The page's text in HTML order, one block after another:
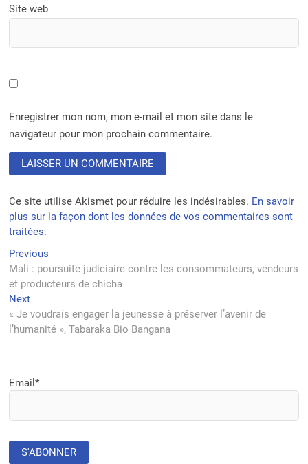
Site web
Enregistrer mon nom, mon e-mail et mon site dans le
navigateur pour mon prochain commentaire.
Ce site utilise Akismet pour réduire les indésirables. En savoir
plus sur la façon dont les données de vos commentaires sont
traitées.
Navigation
de
l’article
Previous
post:
Mali : poursuite judiciaire contre les consommateurs, vendeurs
et producteurs de chicha
NextNext
post:
« Je voudrais engager la jeunesse à préserver l’avenir de
l’humanité », Tabaraka Bio Bangana
Email*